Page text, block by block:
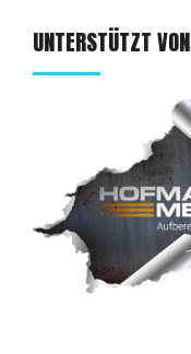
UNTERSTÜTZT VON